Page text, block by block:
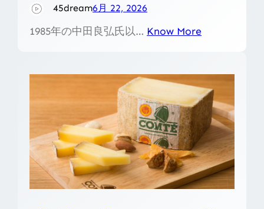
45dream6月 22, 2026
1985年の中田良弘氏以… Know More